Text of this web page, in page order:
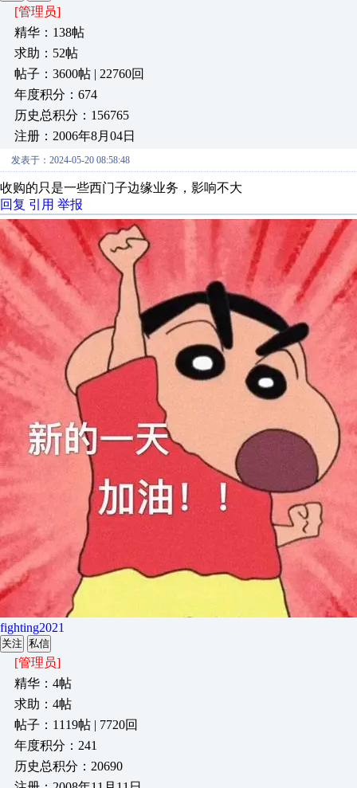
[管理员]
精华：138帖
求助：52帖
帖子：3600帖 | 22760回
年度积分：674
历史总积分：156765
注册：2006年8月04日
发表于：2024-05-20 08:58:48
收购的只是一些西门子边缘业务，影响不大
回复 引用 举报
fighting2021
关注 私信
[管理员]
精华：4帖
求助：4帖
帖子：1119帖 | 7720回
年度积分：241
历史总积分：20690